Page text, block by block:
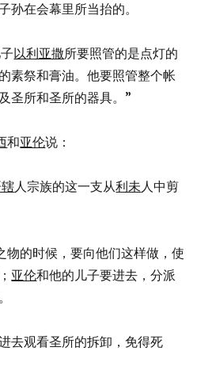
孙在会幕里所当抬的。
以利亚撒所要照管的是点灯的
素祭和膏油。他要照管整个帐
圣所和圣所的器具。”
和亚伦说：
人宗族的这一支从利未人中剪
物的时候，要向他们这样做，使
亚伦和他的儿子要进去，分派
去观看圣所的拆卸，免得死